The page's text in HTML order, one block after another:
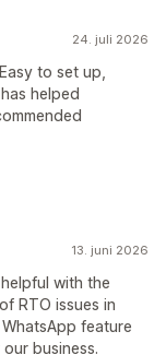
24. juli 2026
to set up,
helped
13. juni 2026
with the
RTO issues in
feature
business.